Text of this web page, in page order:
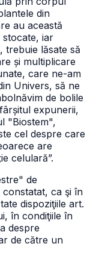
din
au această
stocate, iar
trebuie lăsate să
și multiplicare
care ne-am
Univers, să ne
de bolile
expunerii,
"Biostem",
cel despre care
are
celulară”.
de
ca şi în
dispoziţiile art.
în condiţiile în
despre
de către un